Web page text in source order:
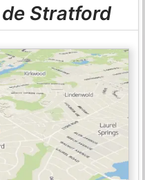
Stratford